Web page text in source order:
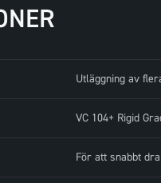
Utläggning av
VC 104+ Rigid
För att snabbt